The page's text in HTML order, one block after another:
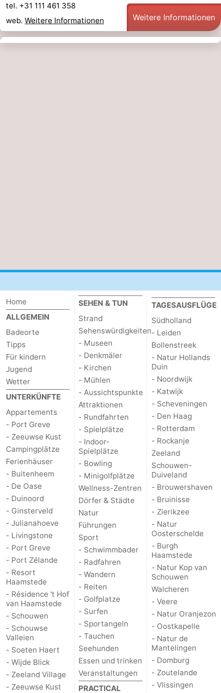
tel. +31 111 461 358
web. Weitere Informationen Weitere Informationen
Home
ALLGEMEIN
Badeorte
Tipps
Für kindern
Jugend
Wetter
UNTERKÜNFTE
Appartements
- Port Greve
- Zeeuwse Kust
Campingplätze
Ferienhäuser
- Buitenheem
- De Oase
- Duinoord
- Ginsterveld
- Julianahoeve
- Livingstone
- Port Greve
- Port Zélande
- Resort
Haamstede
- Résidence 't Hof
van Haamstede
- Schouwen
- Schouwse
Valleien
- Soeten Haert
- Wijde Blick
- Zeeland Village
- Zeeuwse Kust
SEHEN & TUN
Strand
Sehenswürdigkeiten
- Museen
- Denkmäler
- Kirchen
- Mühlen
- Aussichtspunkte
Attraktionen
- Rundfahrten
- Spielplätze
- Indoor-
Spielplätze
- Bowling
- Minigolfplätze
Wellness-Zentren
Dörfer & Städte
Natur
Führungen
Sport
- Schwimmbader
- Radfahren
- Wandern
- Reiten
- Golfplatze
- Surfen
- Sportangeln
- Tauchen
Seehunden
Essen und trinken
Veranstaltungen
PRACTICAL
TAGESAUSFLÜGE
Südholland
- Leiden
Bollenstreek
- Natur Hollands
Duin
- Noordwijk
- Katwijk
- Scheveningen
- Den Haag
- Rotterdam
- Rockanje
Zeeland
Schouwen-
Duiveland
- Brouwershaven
- Bruinisse
- Zierikzee
- Natur
Oosterschelde
- Burgh
Haamstede
- Natur Kop van
Schouwen
Walcheren
- Veere
- Natur Oranjezon
- Oostkapelle
- Natur de
Mantelingen
- Domburg
- Zoutelande
- Vlissingen